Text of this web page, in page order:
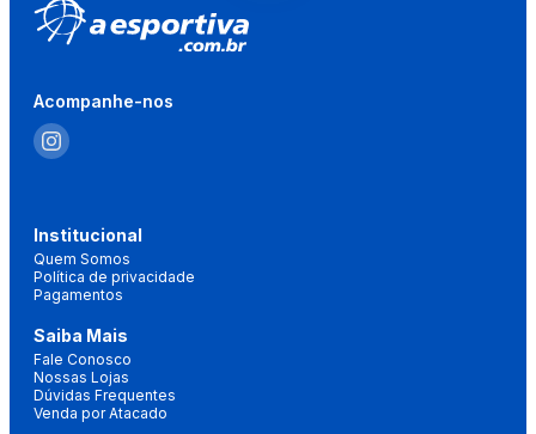
Acompanhe-nos
Institucional
Quem Somos
Política de privacidade
Pagamentos
Saiba Mais
Fale Conosco
Nossas Lojas
Dúvidas Frequentes
Venda por Atacado